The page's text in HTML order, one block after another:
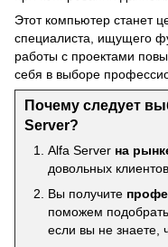
Этот компьютер станет
специалиста, ищущего
работы с проектами
себя в выборе
Почему следует
Server?
Alfa Server на
довольных
Вы получите
поможем
если вы не знаете,